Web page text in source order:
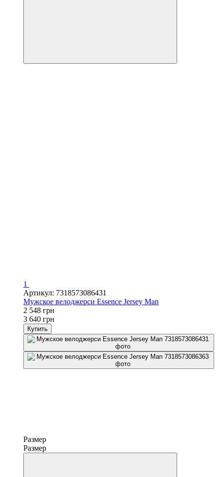
1
Артикул: 7318573086431
Мужское велоджерси Essence Jersey Man
2 548 грн
3 640 грн
Купить
Размер
Размер